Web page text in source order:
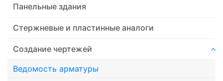
Панельные здания
Стержневые и пластинные аналоги
Создание чертежей
Ведомость арматуры